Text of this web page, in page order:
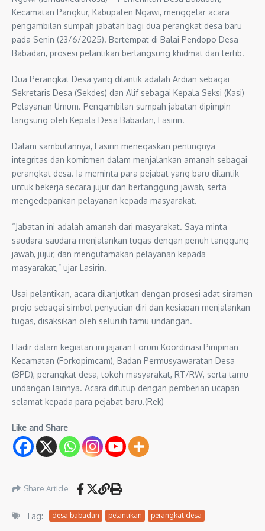
Kecamatan Pangkur, Kabupaten Ngawi, menggelar acara
pengambilan sumpah jabatan bagi dua perangkat desa baru
pada Senin (23/6/2025). Bertempat di Balai Pendopo Desa
Babadan, prosesi pelantikan berlangsung khidmat dan tertib.
Dua Perangkat Desa yang dilantik adalah Ardian sebagai
Sekretaris Desa (Sekdes) dan Alif sebagai Kepala Seksi (Kasi)
Pelayanan Umum. Pengambilan sumpah jabatan dipimpin
langsung oleh Kepala Desa Babadan, Lasirin.
Dalam sambutannya, Lasirin menegaskan pentingnya
integritas dan komitmen dalam menjalankan amanah sebagai
perangkat desa. Ia meminta para pejabat yang baru dilantik
untuk bekerja secara jujur dan bertanggung jawab, serta
mengedepankan pelayanan kepada masyarakat.
“Jabatan ini adalah amanah dari masyarakat. Saya minta
saudara-saudara menjalankan tugas dengan penuh tanggung
jawab, jujur, dan mengutamakan pelayanan kepada
masyarakat,” ujar Lasirin.
Usai pelantikan, acara dilanjutkan dengan prosesi adat siraman
projo sebagai simbol penyucian diri dan kesiapan menjalankan
tugas, disaksikan oleh seluruh tamu undangan.
Hadir dalam kegiatan ini jajaran Forum Koordinasi Pimpinan
Kecamatan (Forkopimcam), Badan Permusyawaratan Desa
(BPD), perangkat desa, tokoh masyarakat, RT/RW, serta tamu
undangan lainnya. Acara ditutup dengan pemberian ucapan
selamat kepada para pejabat baru.(Rek)
Like and Share
Share Article
Tag: desa babadan pelantikan perangkat desa